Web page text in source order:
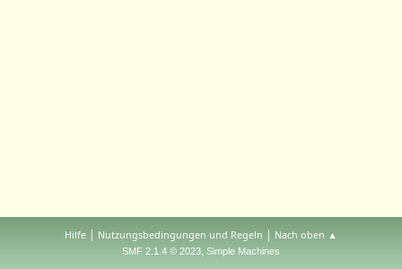
Hilfe | Nutzungsbedingungen und Regeln | Nach oben ▲
SMF 2.1.4 © 2023, Simple Machines